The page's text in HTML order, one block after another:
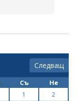
Следващ
Съ Не
1
2